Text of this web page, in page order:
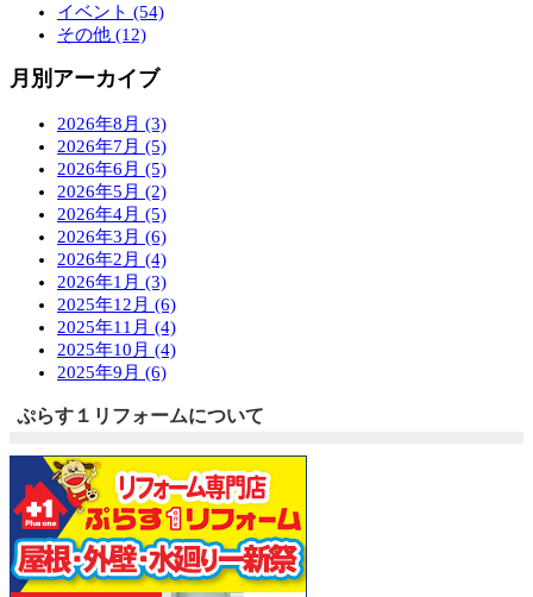
イベント (54)
その他 (12)
月別アーカイブ
2026年8月 (3)
2026年7月 (5)
2026年6月 (5)
2026年5月 (2)
2026年4月 (5)
2026年3月 (6)
2026年2月 (4)
2026年1月 (3)
2025年12月 (6)
2025年11月 (4)
2025年10月 (4)
2025年9月 (6)
ぷらす１リフォームについて